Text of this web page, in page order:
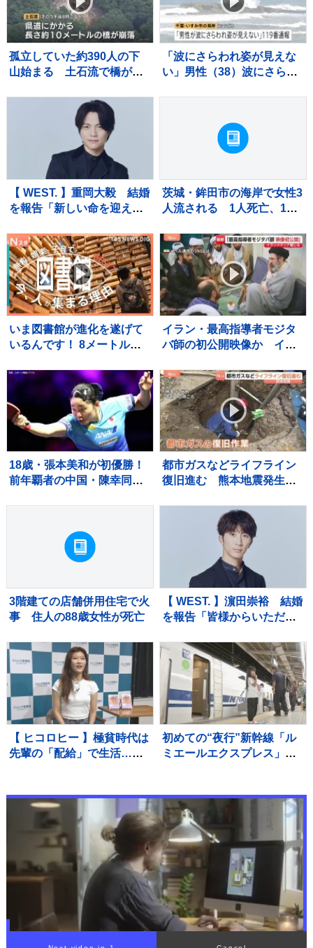
孤立していた約390人の下
山始まる 土石流で橋が崩
プス燕岳の登山口 土石流
で配管壊れ約1600軒の旅
館・別荘に温泉のお湯供給
「波にさらわれ姿が見えな
い」男性（38）波にさらわ
【 WEST. 】重岡大毅 結婚
を報告「新しい命を迎えま
生きていこうと、覚悟を新
たにしています」【 報告全
文 】
茨城・鉾田市の海岸で女性3
人流される 1人死亡、1人
ドランド」近くで遊泳禁止
エリア
いま図書館が進化を遂げて
いるんです！ 8メートルの
ー、音楽スタジオまで！ 図
書館の専門家が厳選した進
化系図書館ベスト7をご紹
介！
イラン・最高指導者モジタ
バ師の初公開映像か イラ
18歳・張本美和が初優勝！
前年覇者の中国・陳幸同に4
都市ガスなどライフライン
復旧進む 熊本地震発生か
で都市ガス供給止まるが5割
ほど復旧 残る世帯も今週
中に復旧の見通し
3階建ての店舗併用住宅で火
事 住人の88歳女性が死亡
【 WEST. 】濵田崇裕 結婚
を報告「皆様からいただい
るよう、これからも精進し
てまいります」
【 ヒコロヒー 】極貧時代は
先輩の「配給」で生活…今
奢れるまでに成長
初めての“夜行”新幹線「ル
ミエールエクスプレス」昨
限定も今後の運行も検討
JR東海